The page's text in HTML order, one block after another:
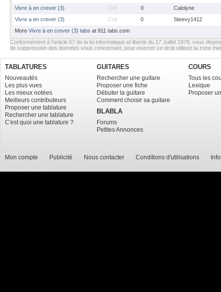
Vivre à en crever (3)
Crd 0
Calolyne
Vivre a en crever (3)
Crd 0
Steevy1412
More Vivre à en crever (3) tabs at 911 tabs.com
Conformément à l’article 67 de la loi informatique et liberté du 17 Juillet 1978, vous
de suppression des données vous concernant, pour exercer ce droit utilisez la zone
TABLATURES
Nouveautés
Les plus vues
Les mieux notées
Meilleurs contributeurs
Proposer une tablature
Rechercher une tablature
C'est quoi une tablature ?
GUITARES
Rechercher une guitare
Proposer une fiche
Débuter la guitare
Comment choisir sa guitare
BLABLA
Forums
Petites Annonces
COURS
Tous les
Lexique
Proposer
Mon compte Publicité Nous contacter Conditions d'utilisations